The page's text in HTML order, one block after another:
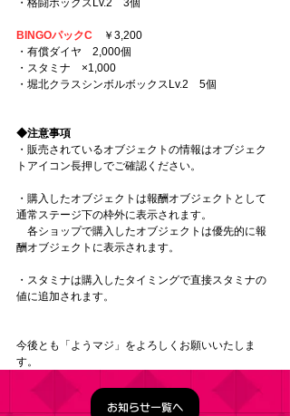
・格闘ボックスLv.2　3個
BINGOパックC ￥3,200
・有償ダイヤ　2,000個
・スタミナ　×1,000
・堀北クラスシンボルボックスLv.2　5個
◆注意事項
・販売されているオブジェクトの情報はオブジェク
トアイコン長押しでご確認ください。
・購入したオブジェクトは報酬オブジェクトとして
通常ステージ下の枠外に表示されます。
各ショップで購入したオブジェクトは優先的に報
酬オブジェクトに表示されます。
・スタミナは購入したタイミングで直接スタミナの
値に追加されます。
今後とも「ようマジ」をよろしくお願いいたしま
す。
お知らせ一覧へ